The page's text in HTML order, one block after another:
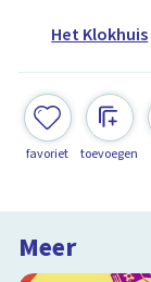
Het Klokhuis
favoriet toevoegen
Meer